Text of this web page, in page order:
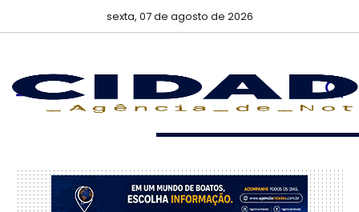
sexta, 07 de agosto de 2026